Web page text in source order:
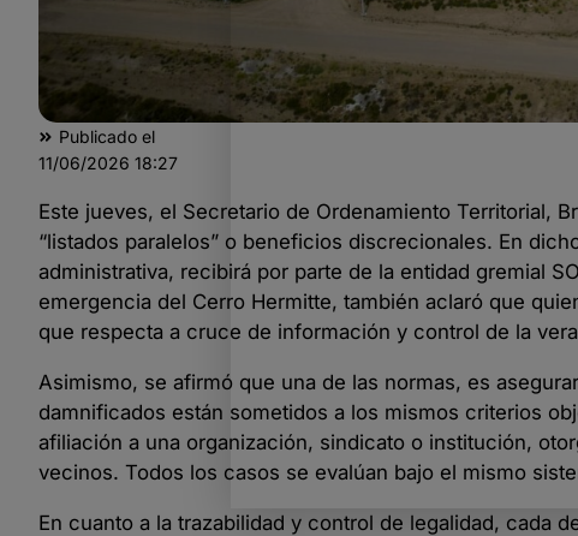
Publicado el
11/06/2026 18:27
Este jueves, el Secretario de Ordenamiento Territorial,
“listados paralelos” o beneficios discrecionales. En
administrativa, recibirá por parte de la entidad gremial
emergencia del Cerro Hermitte, también aclaró que
que respecta a cruce de información y control de la
Asimismo, se afirmó que una de las normas, es
damnificados están sometidos a los mismos criterios
afiliación a una organización, sindicato o institución,
vecinos. Todos los casos se evalúan bajo el mismo
En cuanto a la trazabilidad y control de legalidad, cada